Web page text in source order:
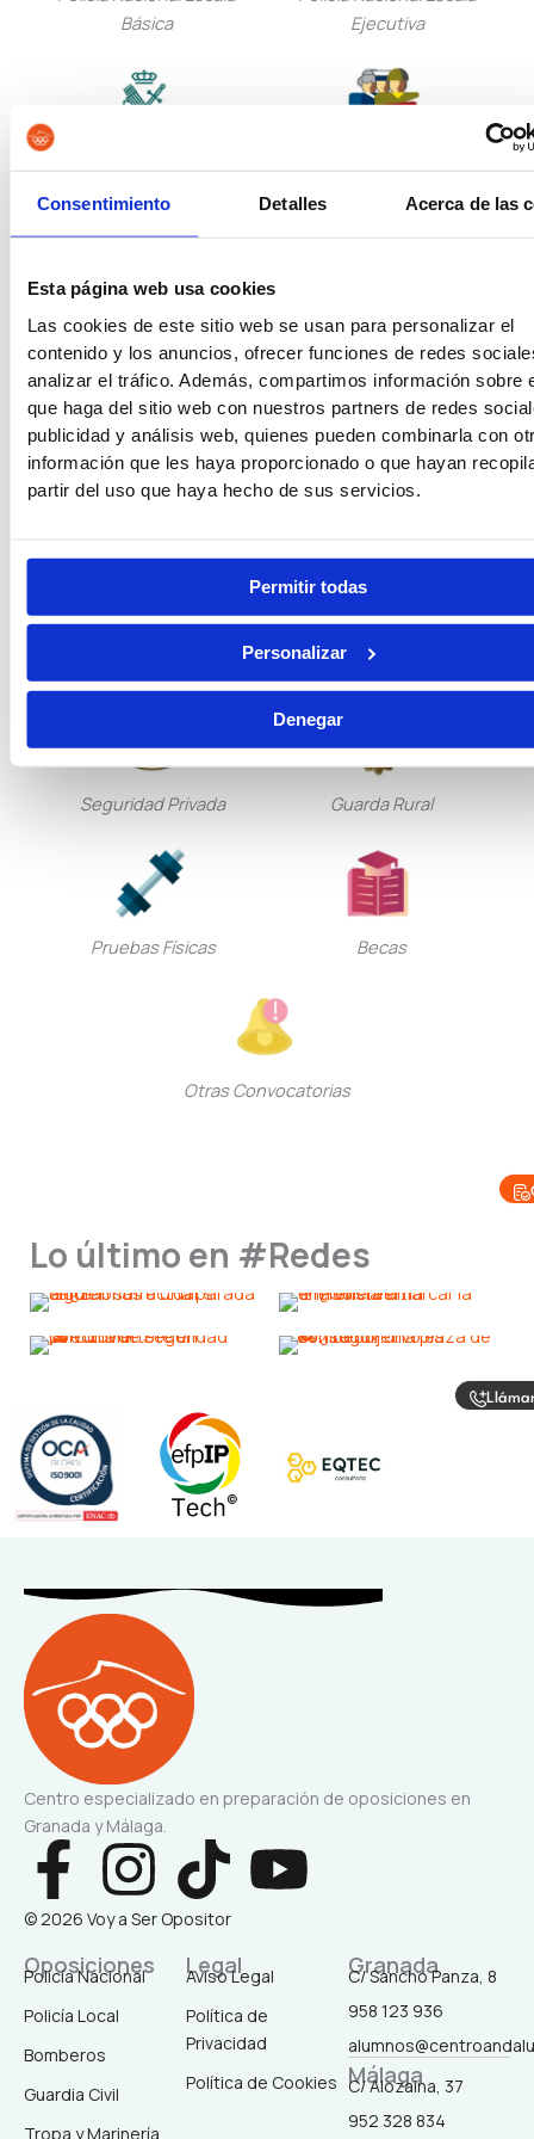
Consentimiento Detalles Acerca de las
Esta página web usa cookies
Las cookies de este sitio web se usan para personalizar el
contenido y los anuncios, ofrecer funciones de redes
analizar el tráfico. Además, compartimos información sobre
que haga del sitio web con nuestros partners de redes
publicidad y análisis web, quienes pueden combinarla con
información que les haya proporcionado o que hayan
partir del uso que haya hecho de sus servicios.
Permitir todas
Personalizar
Denegar
Básica
Ejecutiva
Guardia Civil Tropa y Marinería
Vigilancia Aduanera
Instituciones
Penitenciarias
Oposiciones de Justicia Auxilio Judicial
Seguridad Privada Guarda Rural
Pruebas Físicas Becas
Otras Convocatorias
Lo último en #Redes
Centro especializado en preparación de oposiciones en
Granada y Málaga.
F
a
c
e
b
I
n
s
a
T
i
k
t
o
Y
u
© 2026 Voy a Ser Opositor
Oposiciones
Policía Nacional
Policía Local
Bomberos
Guardia Civil
Tropa y Marinería
Legal
Aviso Legal
Política de
Privacidad
Política de Cookies
Granada
C/ Sancho Panza, 8
958 123 936
Málaga
C/ Alozaina, 37
952 328 834